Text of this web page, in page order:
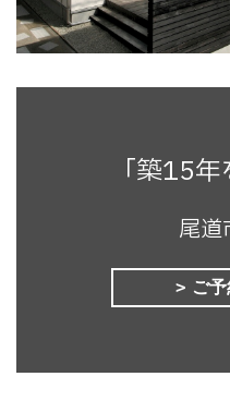
「築15
尾道
ご